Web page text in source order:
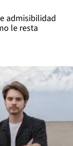
admisibilidad
le resta